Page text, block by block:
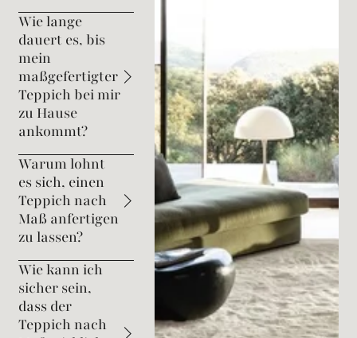
Wie lange
dauert es, bis
mein
maßgefertigter
Teppich bei mir
zu Hause
ankommt?
Warum lohnt
es sich, einen
Teppich nach
Maß anfertigen
zu lassen?
Wie kann ich
sicher sein,
dass der
Teppich nach